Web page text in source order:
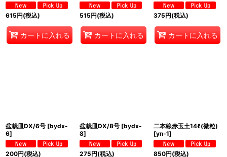
615円(税込)
カートに入れる
515円(税込)
カートに入れる
375円(税込)
カートに入れる
盆栽皿DX/6号 [bydx-
6]
200円(税込)
盆栽皿DX/8号 [bydx-
8]
275円(税込)
二本線赤玉土14ℓ(微粒)
[yn-1]
850円(税込)